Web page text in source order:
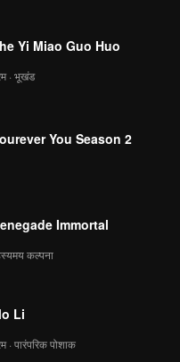
EP36: Love Beyond
the Grave
EP37: Love Beyond
EP38: Love Beyond
the Grave
EP39: Love Beyond
the Grave
Yi Miao Guo Huo
· भूखंड
You Season 2
Immortal
कल्पना
Li
· पारंपरिक पोशाक